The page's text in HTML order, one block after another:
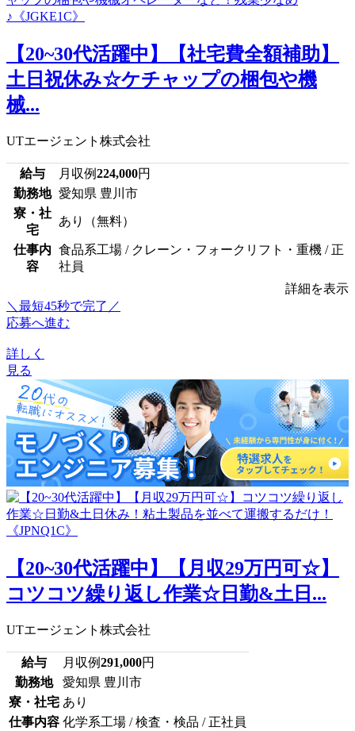
【20~30代活躍中】【社宅費全額補助】
土日祝休み☆ケチャップの梱包や機
械...
UTエージェント株式会社
給与 月収例224,000円
勤務地 愛知県 豊川市
寮・社
宅
あり（無料）
仕事内
容
食品系工場 / クレーン・フォークリフト・重機 / 正
社員
詳細を表示
＼最短45秒で完了／
応募へ進む
詳しく
見る
【20~30代活躍中】【月収29万円可☆】
コツコツ繰り返し作業☆日勤&土日...
UTエージェント株式会社
給与 月収例291,000円
勤務地
愛知県 豊川市
寮・社宅 あり
仕事内容 化学系工場 / 検査・検品 / 正社員